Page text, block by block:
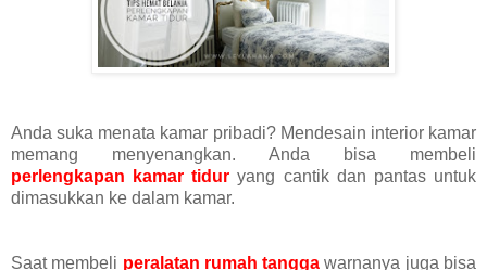
Anda suka menata kamar pribadi? Mendesain interior kamar
memang menyenangkan. Anda bisa membeli
perlengkapan kamar tidur yang cantik dan pantas untuk
dimasukkan ke dalam kamar.
Saat membeli peralatan rumah tangga warnanya juga bisa